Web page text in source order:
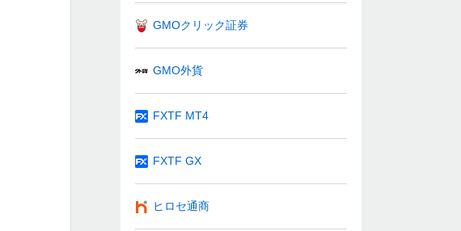
GMOクリック証券
GMO外貨
FXTF MT4
FXTF GX
ヒロセ通商